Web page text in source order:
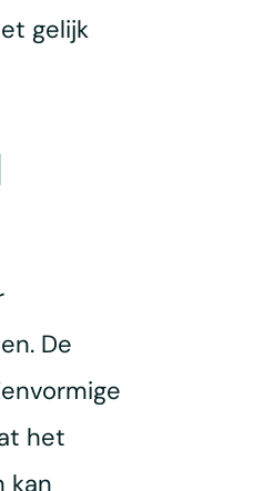
gelijk
De
het
kan